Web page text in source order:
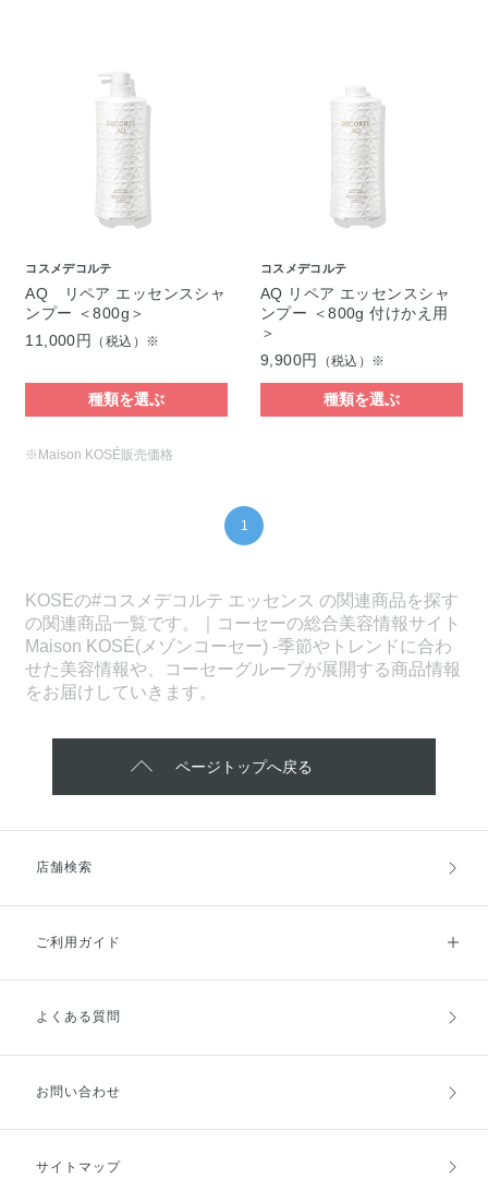
コスメデコルテ
AQ リペア エッセンスシャ
ンプー ＜800g＞
11,000円
（税込）※
種類を選ぶ
コスメデコルテ
AQ リペア エッセンスシャ
ンプー ＜800g 付けかえ用
＞
9,900円
（税込）※
種類を選ぶ
※Maison KOSÉ販売価格
1
KOSEの#コスメデコルテ エッセンス の関連商品を探す
の関連商品一覧です。｜コーセーの総合美容情報サイト
Maison KOSÉ(メゾンコーセー) -季節やトレンドに合わ
せた美容情報や、コーセーグループが展開する商品情報
をお届けしていきます。
ページトップへ戻る
店舗検索
ご利用ガイド
ご利用ガイドトップ
お支払方法
キャンセル・返品・交換
よくある質問
お問い合わせ
サイトマップ